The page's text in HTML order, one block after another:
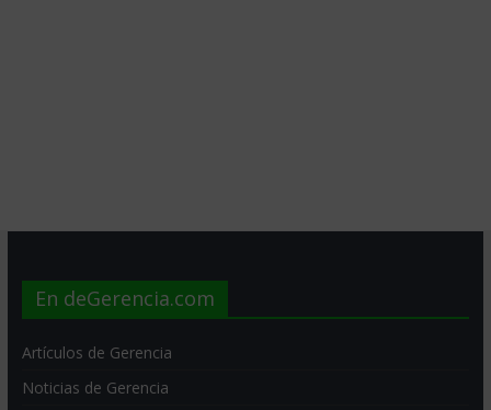
En deGerencia.com
Artículos de Gerencia
Noticias de Gerencia